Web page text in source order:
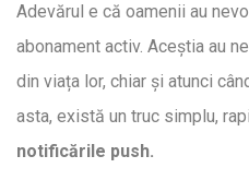
Adevărul e că oamenii au
abonament activ. Aceștia au
din viața lor, chiar și atunci
asta, există un truc simplu,
notificările push.